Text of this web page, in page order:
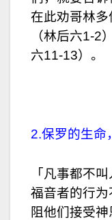
在此劝哥林
（林后六1-2
六11-13）。
2.保罗的生命
「凡事都不
福音者的行
阻他们接受神